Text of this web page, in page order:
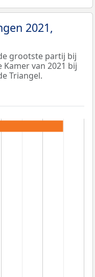
2021,
grootste partij bij
van 2021 bij
Triangel.